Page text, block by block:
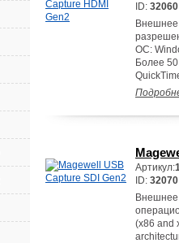
ID: 32060
Внешнее
ОС:
Более
Артикул:
ID: 32070
Внешнее
(x86 and